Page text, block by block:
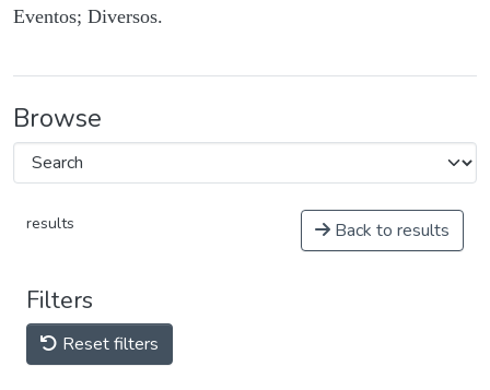
Eventos; Diversos.
Browse
results Back to results
Filters
Reset filters